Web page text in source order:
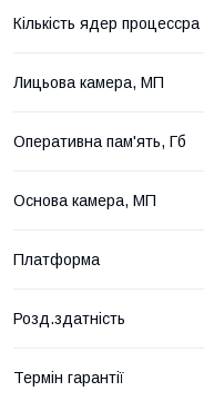
Кількість ядер процессра
Лицьова камера, МП
Оперативна пам'ять, Гб
Основа камера, МП
Платформа
Розд.здатність
Термін гарантії